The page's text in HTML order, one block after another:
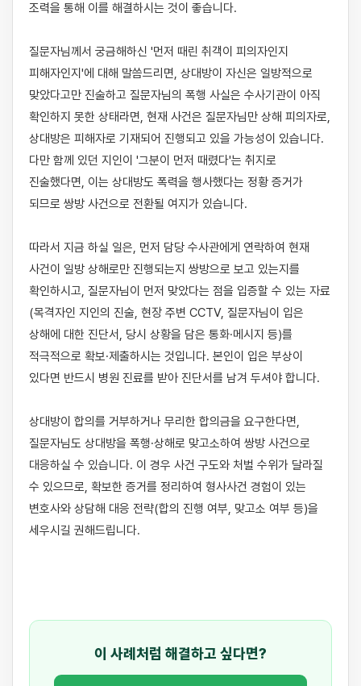
조력을 통해 이를 해결하시는 것이 좋습니다.
질문자님께서 궁금해하신 '먼저 때린 취객이 피의자인지
피해자인지'에 대해 말씀드리면, 상대방이 자신은 일방적으로
맞았다고만 진술하고 질문자님의 폭행 사실은 수사기관이 아직
확인하지 못한 상태라면, 현재 사건은 질문자님만 상해 피의자로,
상대방은 피해자로 기재되어 진행되고 있을 가능성이 있습니다.
다만 함께 있던 지인이 '그분이 먼저 때렸다'는 취지로
진술했다면, 이는 상대방도 폭력을 행사했다는 정황 증거가
되므로 쌍방 사건으로 전환될 여지가 있습니다.
따라서 지금 하실 일은, 먼저 담당 수사관에게 연락하여 현재
사건이 일방 상해로만 진행되는지 쌍방으로 보고 있는지를
확인하시고, 질문자님이 먼저 맞았다는 점을 입증할 수 있는 자료
(목격자인 지인의 진술, 현장 주변 CCTV, 질문자님이 입은
상해에 대한 진단서, 당시 상황을 담은 통화·메시지 등)를
적극적으로 확보·제출하시는 것입니다. 본인이 입은 부상이
있다면 반드시 병원 진료를 받아 진단서를 남겨 두셔야 합니다.
상대방이 합의를 거부하거나 무리한 합의금을 요구한다면,
질문자님도 상대방을 폭행·상해로 맞고소하여 쌍방 사건으로
대응하실 수 있습니다. 이 경우 사건 구도와 처벌 수위가 달라질
수 있으므로, 확보한 증거를 정리하여 형사사건 경험이 있는
변호사와 상담해 대응 전략(합의 진행 여부, 맞고소 여부 등)을
세우시길 권해드립니다.
이 사례처럼 해결하고 싶다면?